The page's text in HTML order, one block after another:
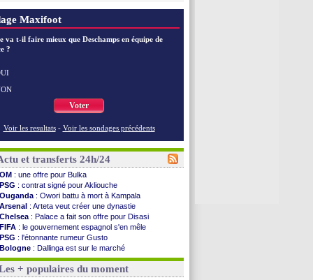
Maxifoot
va t-il faire mieux que Deschamps en équipe de
?
Voter
Voir les resultats - Voir les sondages précédents
et transferts 24h/24
OM : une offre pour Bulka
PSG : contrat signé pour Akliouche
Ouganda : Owori battu à mort à Kampala
Arsenal : Arteta veut créer une dynastie
Chelsea : Palace a fait son offre pour Disasi
FIFA : le gouvernement espagnol s'en mêle
PSG : l'étonnante rumeur Gusto
Bologne : Dallinga est sur le marché
OM: accord trouvé avec Man City pour Rulli
OM: Medina vers Leverkusen pour 25 M€
+ populaires du moment